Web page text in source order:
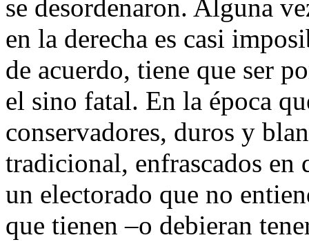
se desordenaron. Alguna
en la derecha es casi
de acuerdo, tiene que ser
el sino fatal. En la época
conservadores, duros y
tradicional, enfrascados en
un electorado que no
que tienen –o debieran